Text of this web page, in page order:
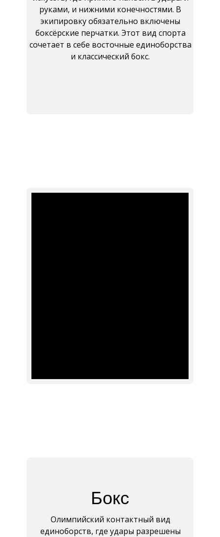
руками, и нижними конечностями. В
экипировку обязательно включены
боксёрские перчатки. Этот вид спорта
сочетает в себе восточные единоборства
и классический бокс.
Бокс
Олимпийский контактный вид
единоборств, где удары разрешены